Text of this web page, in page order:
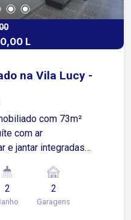
L
na Vila Lucy -
com 73m²
com ar
e jantar integradas
cooktop,
com armários
garagem cobertas
2 2
Garagens